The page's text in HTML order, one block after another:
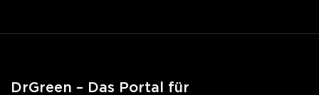
DrGreen – Das Portal für